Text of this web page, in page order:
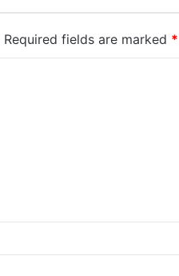
Required fields are marked *